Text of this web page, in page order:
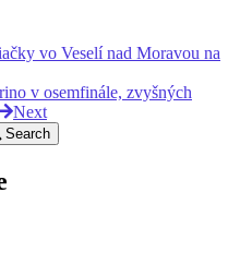
vo Veselí nad Moravou na
v osemfinále, zvyšných
Next
Search